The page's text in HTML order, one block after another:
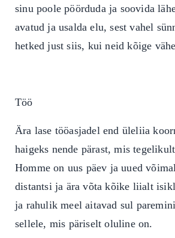
sinu poole pöörduda ja soovida
avatud ja usalda elu, sest vahel
hetked just siis, kui neid kõige
Töö
Ära lase tööasjadel end üleliia
haigeks nende pärast, mis
Homme on uus päev ja uued
distantsi ja ära võta kõike liialt
ja rahulik meel aitavad sul
sellele, mis päriselt oluline on.